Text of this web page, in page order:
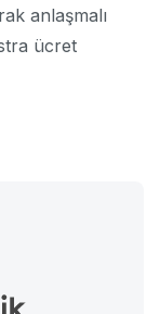
anlaşmalı
ücret